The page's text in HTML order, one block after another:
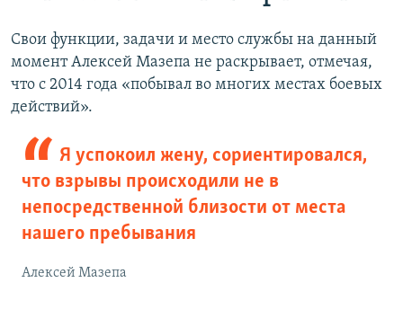
Свои функции, задачи и место службы на данный
момент Алексей Мазепа не раскрывает, отмечая,
что с 2014 года «побывал во многих местах боевых
действий».
Я успокоил жену, сориентировался,
что взрывы происходили не в
непосредственной близости от места
нашего пребывания
Алексей Мазепа